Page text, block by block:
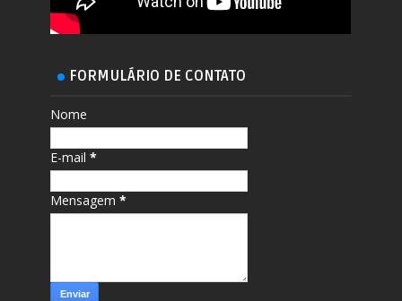
FORMULÁRIO DE CONTATO
Nome
E-mail*
Mensagem*